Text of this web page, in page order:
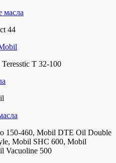
масла
44
T 32-100
150-460, Mobil DTE Oil Double
Mobil SHC 600, Mobil
Vacuoline 500